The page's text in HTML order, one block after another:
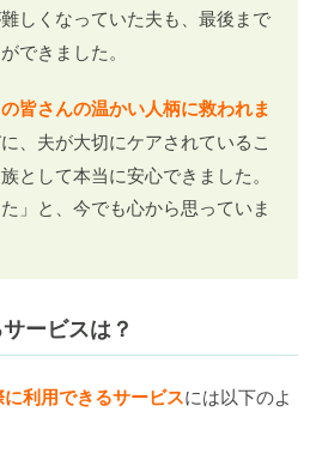
しくなっていた夫も、最後まで
できました。
皆さんの温かい人柄に救われま
、夫が大切にケアされているこ
として本当に安心できました。
」と、今でも心から思っていま
ービスは？
利用できるサービスには以下のよ